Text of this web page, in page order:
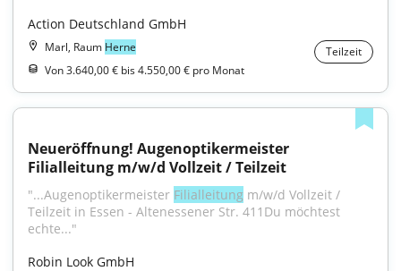
Action Deutschland GmbH
Marl, Raum Herne
Teilzeit
Von 3.640,00 € bis 4.550,00 € pro Monat
Neueröffnung! Augenoptikermeister
Filialleitung m/w/d Vollzeit / Teilzeit
"...Augenoptikermeister Filialleitung m/w/d Vollzeit /
Teilzeit in Essen - Altenessener Str. 411Du möchtest
echte..."
Robin Look GmbH